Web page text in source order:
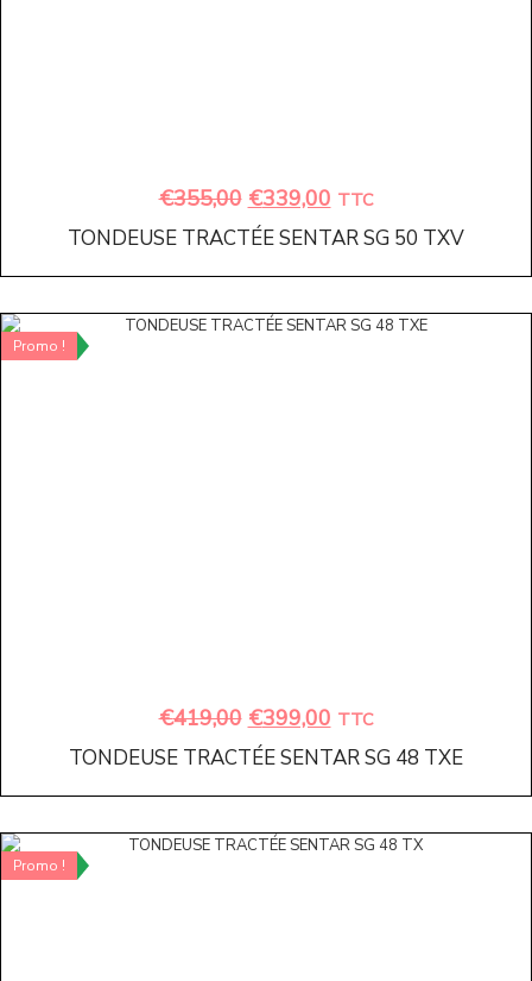
€355,00 €339,00 TTC
TONDEUSE TRACTÉE SENTAR SG 50 TXV
Promo !
€419,00 €399,00 TTC
TONDEUSE TRACTÉE SENTAR SG 48 TXE
Promo !